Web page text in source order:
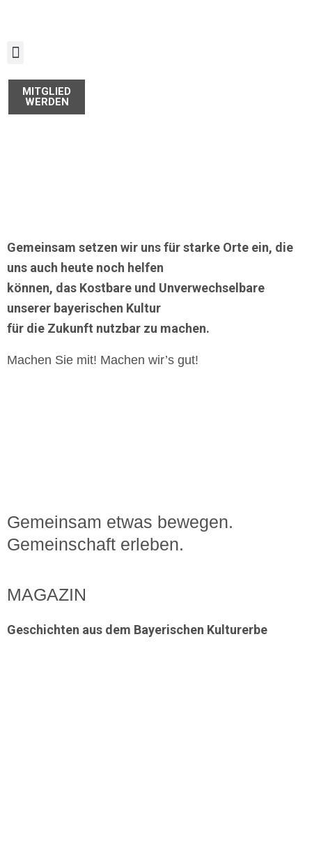
springen
MITGLIED
WERDEN
Gemeinsam setzen wir uns für starke Orte ein, die
uns auch heute noch helfen
können, das Kostbare und Unverwechselbare
unserer bayerischen Kultur
für die Zukunft nutzbar zu machen.
Machen Sie mit! Machen wir’s gut!
Gemeinsam etwas bewegen.
Gemeinschaft erleben.
MAGAZIN
Geschichten aus dem Bayerischen Kulturerbe